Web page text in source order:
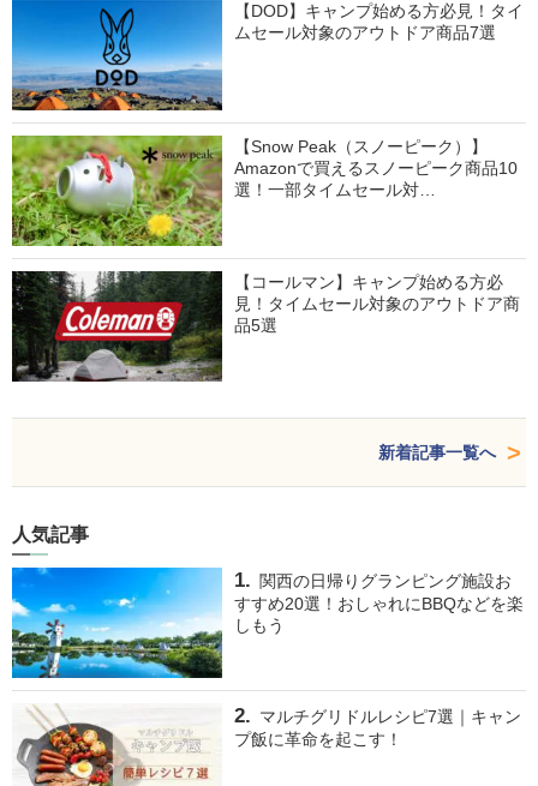
【DOD】キャンプ始める方必見！タイ
ムセール対象のアウトドア商品7選
【Snow Peak（スノーピーク）】
Amazonで買えるスノーピーク商品10
選！一部タイムセール対…
【コールマン】キャンプ始める方必
見！タイムセール対象のアウトドア商
品5選
新着記事一覧へ
人気記事
関西の日帰りグランピング施設お
すすめ20選！おしゃれにBBQなどを楽
しもう
マルチグリドルレシピ7選｜キャン
プ飯に革命を起こす！